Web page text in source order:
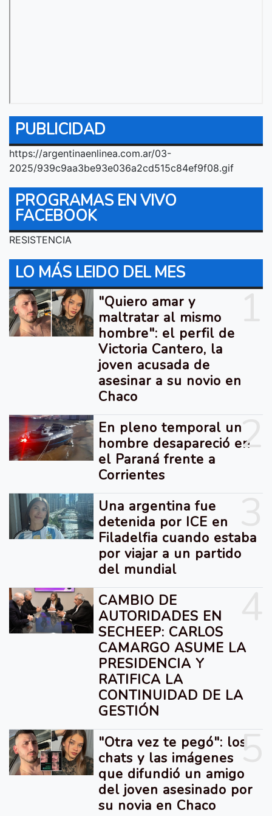
PUBLICIDAD
https://argentinaenlinea.com.ar/03-
2025/939c9aa3be93e036a2cd515c84ef9f08.gif
PROGRAMAS EN VIVO
FACEBOOK
RESISTENCIA
LO MÁS LEIDO DEL MES
"Quiero amar y
maltratar al mismo
hombre": el perfil de
Victoria Cantero, la
joven acusada de
asesinar a su novio en
Chaco
2
En pleno temporal un
hombre desapareció en
el Paraná frente a
Corrientes
Una argentina fue
detenida por ICE en
Filadelfia cuando estaba
por viajar a un partido
del mundial
CAMBIO DE
AUTORIDADES EN
SECHEEP: CARLOS
CAMARGO ASUME LA
PRESIDENCIA Y
RATIFICA LA
CONTINUIDAD DE LA
GESTIÓN
5
"Otra vez te pegó": los
chats y las imágenes
que difundió un amigo
del joven asesinado por
su novia en Chaco